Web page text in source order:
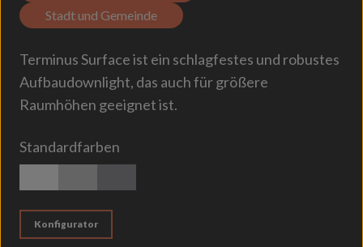
FAQs
Stadt und Gemeinde
Terminus Surface ist ein schlagfestes und robustes
Aufbaudownlight, das auch für größere
Raumhöhen geeignet ist.
Standardfarben
Konfigurator